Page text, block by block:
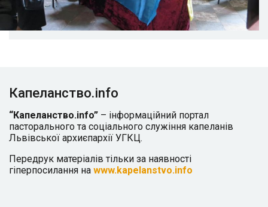
Капеланство.info
“Капеланство.info” – інформаційний портал
пасторального та соціального служіння капеланів
Львівської архиєпархії УГКЦ.
Передрук матеріалів тільки за наявності
гіперпосилання на www.kapelanstvo.info